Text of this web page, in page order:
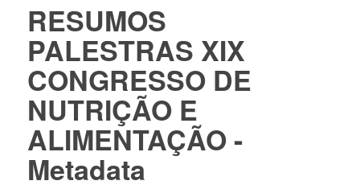
RESUMOS
PALESTRAS XIX
CONGRESSO DE
NUTRIÇÃO E
ALIMENTAÇÃO -
Metadata